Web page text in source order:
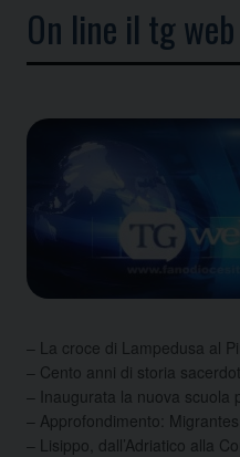
On line il tg web
– La croce di Lampedusa al
– Cento anni di storia
– Inaugurata la nuova scuola
– Approfondimento: Migrantes
– Lisippo, dall’Adriatico alla